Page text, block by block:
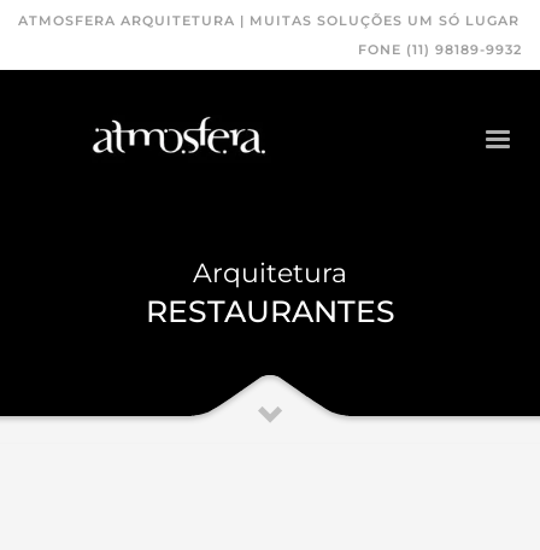
ATMOSFERA ARQUITETURA | MUITAS SOLUÇÕES UM SÓ LUGAR
FONE (11) 98189-9932
Arquitetura
RESTAURANTES